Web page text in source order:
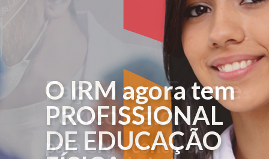
O IRM agora tem
PROFISSIONAL
DE EDUCAÇÃO